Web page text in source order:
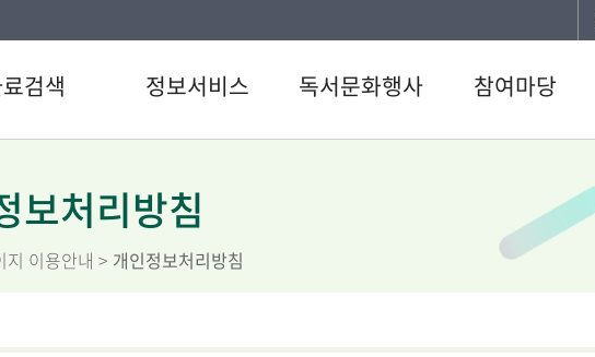
검색
색
검색
트
정보서비스
추천도서
U도서관
스마트도서관
독서문화행사 참여마당
이용자게시판
자원봉사신청
보처리방침
지 이용안내 > 개인정보처리방침